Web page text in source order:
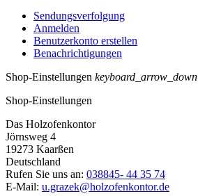
Sendungsverfolgung
Anmelden
Benutzerkonto erstellen
Benachrichtigungen
Shop-Einstellungen keyboard_arrow_down
Shop-Einstellungen
Das Holzofenkontor
Jörnsweg 4
19273 Kaarßen
Deutschland
Rufen Sie uns an: 038845- 44 35 74
E-Mail: u.grazek@holzofenkontor.de